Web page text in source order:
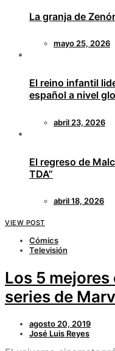
La granja de
mayo 25, 2026
El reino infantil
español a nivel
abril 23, 2026
El regreso de
TDA”
abril 18, 2026
VIEW POST
Cómics
Televisión
Los 5
series de
agosto 20, 2019
José Luis Reyes